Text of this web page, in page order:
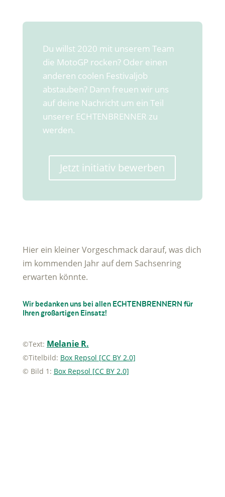
Du willst 2020 mit unserem Team
die MotoGP rocken? Oder einen
anderen coolen Festivaljob
abstauben? Dann freuen wir uns
auf deine Nachricht um ein Teil
unserer ECHTENBRENNER zu
werden.
Jetzt initiativ bewerben
Hier ein kleiner Vorgeschmack darauf, was dich
im kommenden Jahr auf dem Sachsenring
erwarten könnte.
Wir bedanken uns bei allen ECHTENBRENNERN für
Ihren großartigen Einsatz!
©Text: Melanie R.
©Titelbild: Box Repsol [CC BY 2.0]
© Bild 1: Box Repsol [CC BY 2.0]